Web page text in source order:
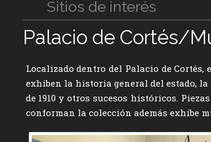
Sitios de interés
Palacio de Cortés/
Localizado dentro del Palacio de Cortés,
exhiben la historia general del estado,
de 1910 y otros sucesos históricos.
conforman la colección además exhibe